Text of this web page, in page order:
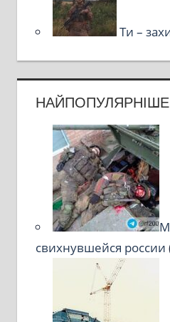
Ти –
НАЙПОПУЛЯРНІШЕ
свихнувшейся россии